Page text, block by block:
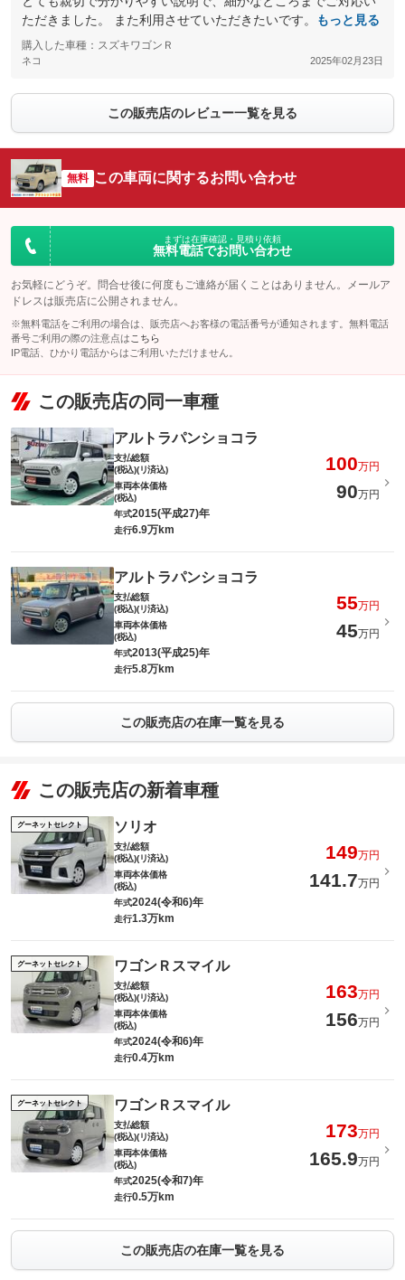
ただきました。 また利用させていただきたいです。
もっと見る
購入した車種：スズキワゴンＲ
ネコ 2025年02月23日
この販売店のレビュー一覧を見る
無料 この車両に関するお問い合わせ
まずは在庫確認・見積り依頼
無料電話でお問い合わせ
お気軽にどうぞ。問合せ後に何度もご連絡が届くことはありません。メールア
ドレスは販売店に公開されません。
※無料電話をご利用の場合は、販売店へお客様の電話番号が通知されます。無料電話
番号ご利用の際の注意点は こちら
IP電話、ひかり電話からはご利用いただけません。
この販売店の同一車種
アルトラパンショコラ
支払総額
(税込)(リ済込)
100万円
車両本体価格
(税込)
90万円
年式2015(平成27)年
走行6.9万km
アルトラパンショコラ
支払総額
(税込)(リ済込)
55万円
車両本体価格
(税込)
45万円
年式2013(平成25)年
走行5.8万km
この販売店の在庫一覧を見る
この販売店の新着車種
グーネットセレクト ソリオ
支払総額
(税込)(リ済込)
149万円
車両本体価格
(税込)
141.7万円
年式2024(令和6)年
走行1.3万km
グーネットセレクト ワゴンＲスマイル
支払総額
(税込)(リ済込)
163万円
車両本体価格
(税込)
156万円
年式2024(令和6)年
走行0.4万km
グーネットセレクト ワゴンＲスマイル
支払総額
(税込)(リ済込)
173万円
車両本体価格
(税込)
165.9万円
年式2025(令和7)年
走行0.5万km
この販売店の在庫一覧を見る